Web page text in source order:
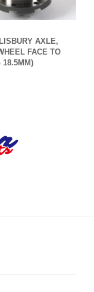
AXLE,
FACE TO
18.5MM)